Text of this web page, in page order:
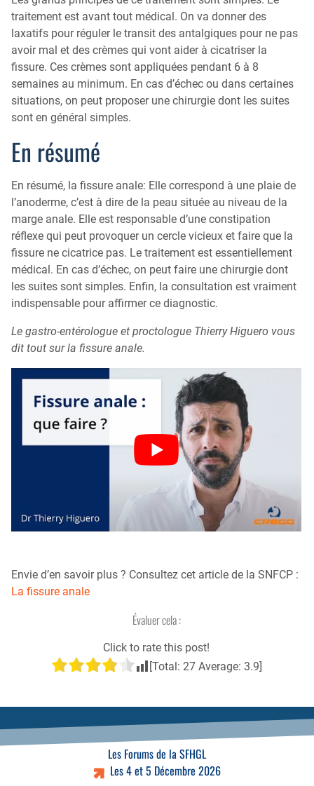
traitement est avant tout médical. On va donner des
laxatifs pour réguler le transit des antalgiques pour ne pas
avoir mal et des crèmes qui vont aider à cicatriser la
fissure. Ces crèmes sont appliquées pendant 6 à 8
semaines au minimum. En cas d’échec ou dans certaines
situations, on peut proposer une chirurgie dont les suites
sont en général simples.
En résumé
En résumé, la fissure anale: Elle correspond à une plaie de
l’anoderme, c’est à dire de la peau située au niveau de la
marge anale. Elle est responsable d’une constipation
réflexe qui peut provoquer un cercle vicieux et faire que la
fissure ne cicatrice pas. Le traitement est essentiellement
médical. En cas d’échec, on peut faire une chirurgie dont
les suites sont simples. Enfin, la consultation est vraiment
indispensable pour affirmer ce diagnostic.
Le gastro-entérologue et proctologue Thierry Higuero vous
dit tout sur la fissure anale.
Envie d’en savoir plus ? Consultez cet article de la SNFCP :
La fissure anale
Évaluer cela :
Click to rate this post!
[Total: 27Average: 3.9]
Les Forums de la SFHGL
Les 4 et 5 Décembre 2026